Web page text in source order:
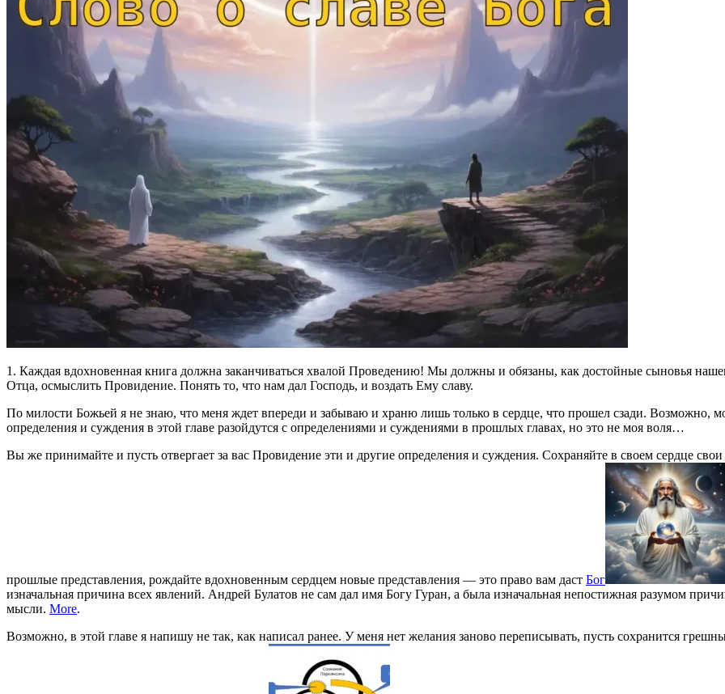
1. Каждая вдохновенная книга должна заканчиваться хвалой Проведению! Мы должны и обязаны, как достойные сыновья
Отца, осмыслить Провидение. Понять то, что нам дал Господь, и воздать Ему славу.
По милости Божьей я не знаю, что меня ждет впереди и забываю и храню лишь только в сердце, что прошел сзади. Возможно,
определения и суждения в этой главе разойдутся с определениями и суждениями в прошлых главах, но это не моя воля…
Вы же принимайте и пусть отвергает за вас Провидение эти и другие определения и суждения. Сохраняйте в своем сердце свои
прошлые представления, рождайте вдохновенным сердцем новые представления — это право вам даст Бог
изначальная причина всех явлений. Андрей Булатов не сам дал имя Богу Гуран, а была изначальная непостижная разумом
мысли. More.
Возможно, в этой главе я напишу не так, как написал ранее. У меня нет желания заново переписывать, пусть сохранится